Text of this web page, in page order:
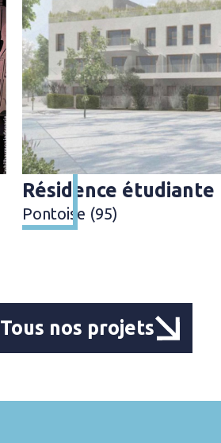
Résidence étudiante
Pontoise (95)
Tous nos projets